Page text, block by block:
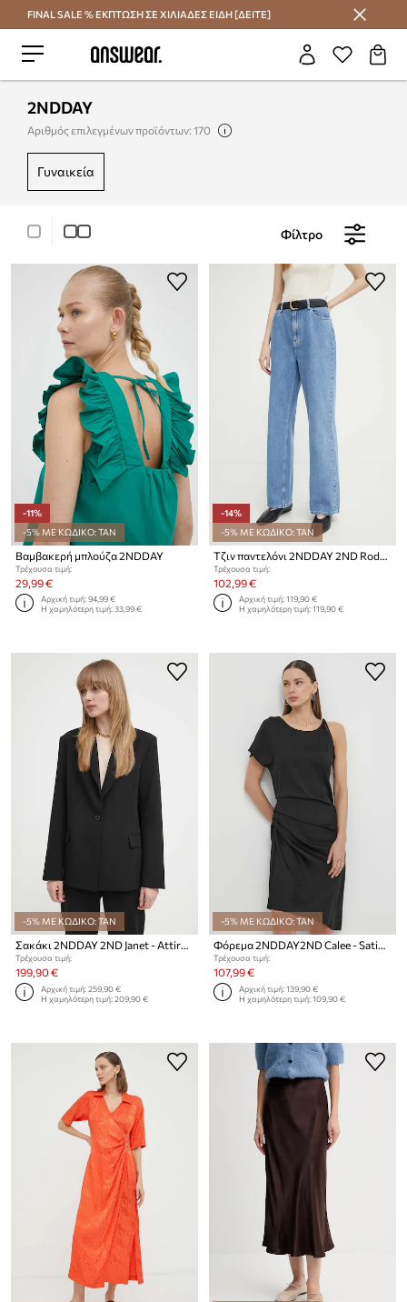
Εξοικονομήστε με το Answear Club
FINAL SALE % ΕΚΠΤΩΣΗ ΣΕ ΧΙΛΙΑΔΕΣ ΕΙΔΗ [ΔΕΙΤΕ]
2NDDAY
Αριθμός επιλεγμένων προϊόντων: 170
γυναικεία
Φίλτρο
-11%
-5% ΜΕ ΚΩΔΙΚΟ: TAN
Βαμβακερή μπλούζα 2NDDAY
Τρέχουσα τιμή:
29,99 €
Αρχική τιμή:94,99 €
Η χαμηλότερη τιμή:33,99 €
-14%
-5% ΜΕ ΚΩΔΙΚΟ: TAN
Τρέχουσα τιμή:
102,99 €
Αρχική τιμή:119,90 €
Η χαμηλότερη τιμή:119,90 €
-5% ΜΕ ΚΩΔΙΚΟ: TAN
Σακάκι 2NDDAY 2ND Janet - Attired Suiting2ND Janet - Attired Suiting
Τρέχουσα τιμή:
199,90 €
Αρχική τιμή:259,90 €
Η χαμηλότερη τιμή:209,90 €
-5% ΜΕ ΚΩΔΙΚΟ: TAN
Φόρεμα 2NDDAY2ND Calee - Satin Daze
Τρέχουσα τιμή:
107,99 €
Αρχική τιμή:139,90 €
Η χαμηλότερη τιμή:109,90 €